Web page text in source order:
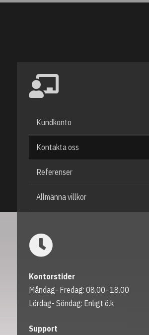
Kundkonto
Kontakta oss
Referenser
Allmänna villkor
Kontorstider
Måndag- Fredag: 08.00- 18.00
Lördag- Söndag: Enligt ö.k
Support